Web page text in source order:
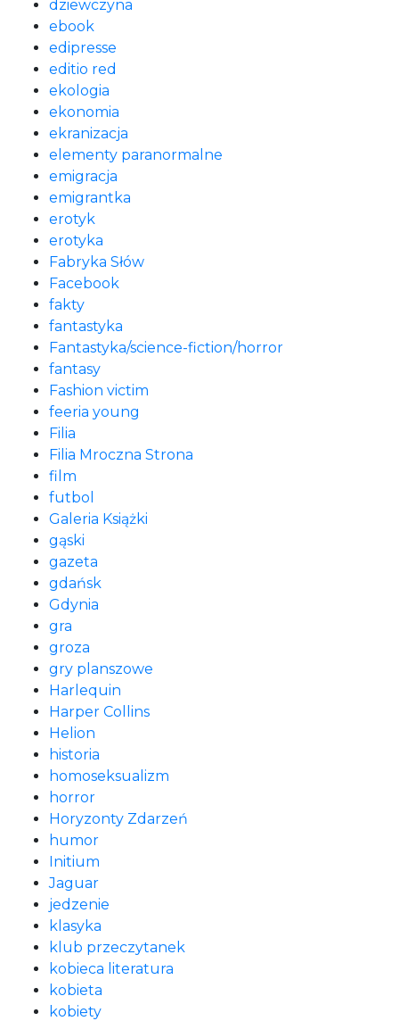
dziewczyna
ebook
edipresse
editio red
ekologia
ekonomia
ekranizacja
elementy paranormalne
emigracja
emigrantka
erotyk
erotyka
Fabryka Słów
Facebook
fakty
fantastyka
Fantastyka/science-fiction/horror
fantasy
Fashion victim
feeria young
Filia
Filia Mroczna Strona
film
futbol
Galeria Książki
gąski
gazeta
gdańsk
Gdynia
gra
groza
gry planszowe
Harlequin
Harper Collins
Helion
historia
homoseksualizm
horror
Horyzonty Zdarzeń
humor
Initium
Jaguar
jedzenie
klasyka
klub przeczytanek
kobieca literatura
kobieta
kobiety